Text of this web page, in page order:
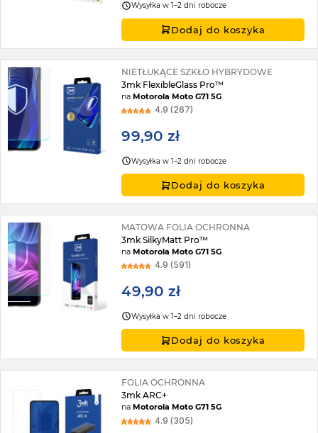
Wysyłka w 1–2 dni robocze
Dodaj do koszyka
NIETŁUKĄCE SZKŁO HYBRYDOWE
3mk FlexibleGlass Pro™
naMotorola Moto G71 5G
4.9 (267)
99,90 zł
Wysyłka w 1–2 dni robocze
Dodaj do koszyka
MATOWA FOLIA OCHRONNA
3mk SilkyMatt Pro™
naMotorola Moto G71 5G
4.9 (591)
49,90 zł
Wysyłka w 1–2 dni robocze
Dodaj do koszyka
FOLIA OCHRONNA
3mk ARC+
naMotorola Moto G71 5G
4.9 (305)